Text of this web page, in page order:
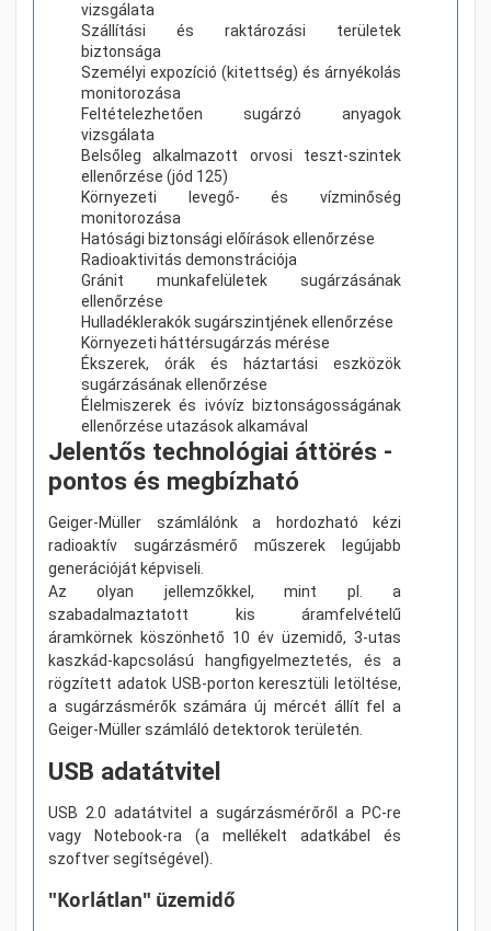
vizsgálata
Szállítási és raktározási területek
biztonsága
Személyi expozíció (kitettség) és árnyékolás
monitorozása
Feltételezhetően sugárzó anyagok
vizsgálata
Belsőleg alkalmazott orvosi teszt-szintek
ellenőrzése (jód 125)
Környezeti levegő- és vízminőség
monitorozása
Hatósági biztonsági előírások ellenőrzése
Radioaktivitás demonstrációja
Gránit munkafelületek sugárzásának
ellenőrzése
Hulladéklerakók sugárszintjének ellenőrzése
Környezeti háttérsugárzás mérése
Ékszerek, órák és háztartási eszközök
sugárzásának ellenőrzése
Élelmiszerek és ivóvíz biztonságosságának
ellenőrzése utazások alkamával
Jelentős technológiai áttörés -
pontos és megbízható
Geiger-Müller számlálónk a hordozható kézi
radioaktív sugárzásmérő műszerek legújabb
generációját képviseli.
Az olyan jellemzőkkel, mint pl. a
szabadalmaztatott kis áramfelvételű
áramkörnek köszönhető 10 év üzemidő, 3-utas
kaszkád-kapcsolású hangfigyelmeztetés, és a
rögzített adatok USB-porton keresztüli letöltése,
a sugárzásmérők számára új mércét állít fel a
Geiger-Müller számláló detektorok területén.
USB adatátvitel
USB 2.0 adatátvitel a sugárzásmérőről a PC-re
vagy Notebook-ra (a mellékelt adatkábel és
szoftver segítségével).
"Korlátlan" üzemidő